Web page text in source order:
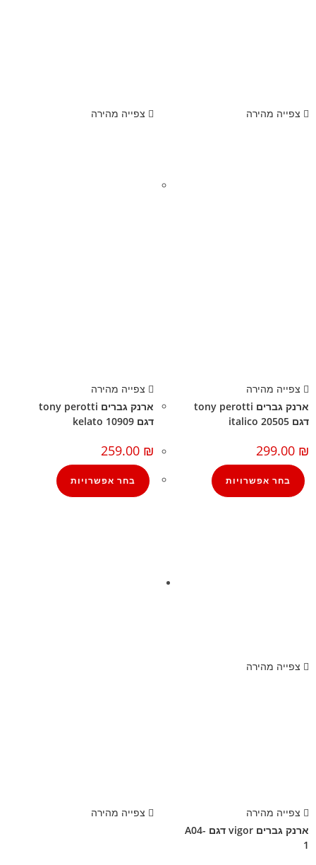
צפייה מהירה
צפייה מהירה
ארנק גברים tony perotti
דגם 20505 italico
299.00 ₪
בחר אפשרויות
צפייה מהירה
צפייה מהירה
ארנק גברים tony perotti
דגם 10909 kelato
259.00 ₪
בחר אפשרויות
צפייה מהירה
צפייה מהירה
ארנק גברים vigor דגם A04-
1
צפייה מהירה